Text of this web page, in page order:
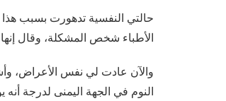
حالتي النفسية تدهورت بسبب هذا
الأطباء شخص المشكلة، وقال
والآن عادت لي نفس الأعراض،
النوم في الجهة اليمنى لدرجة